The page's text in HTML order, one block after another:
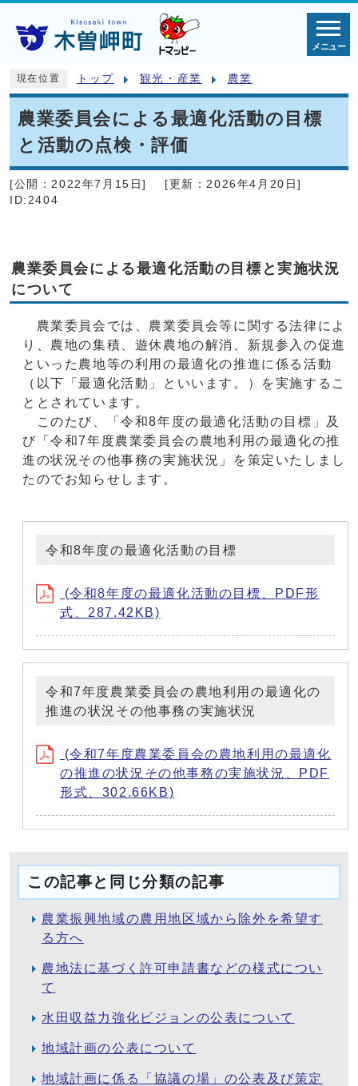
メニュー
現在位置 トップ 観光・産業 農業
農業委員会による最適化活動の目標
と活動の点検・評価
[公開： 2022年7月15日] [更新： 2026年4月20日]
ID:2404
農業委員会による最適化活動の目標と実施状況
について
農業委員会では、農業委員会等に関する法律によ
り、農地の集積、遊休農地の解消、新規参入の促進
といった農地等の利用の最適化の推進に係る活動
（以下「最適化活動」といいます。）を実施するこ
ととされています。
このたび、「令和8年度の最適化活動の目標」及
び「令和7年度農業委員会の農地利用の最適化の推
進の状況その他事務の実施状況」を策定いたしまし
たのでお知らせします。
令和8年度の最適化活動の目標
(令和8年度の最適化活動の目標、PDF形
式、287.42KB)
令和7年度農業委員会の農地利用の最適化の
推進の状況その他事務の実施状況
(令和7年度農業委員会の農地利用の最適化
の推進の状況その他事務の実施状況、PDF
形式、302.66KB)
この記事と同じ分類の記事
農業振興地域の農用地区域から除外を希望す
る方へ
農地法に基づく許可申請書などの様式につい
て
水田収益力強化ビジョンの公表について
地域計画の公表について
地域計画に係る「協議の場」の公表及び策定